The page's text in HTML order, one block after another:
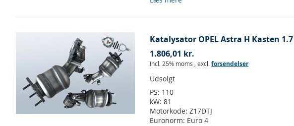
Katalysator OPEL Astra H Kasten 1.7
1.806,01 kr.
Incl. 25% moms ,excl.forsendelser
Udsolgt
PS: 110
kW:81
Motorkode:Z17DTJ
Euronorm: Euro 4